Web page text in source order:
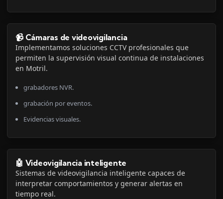
📹 Cámaras de videovigilancia
Implementamos soluciones CCTV profesionales que
permiten la supervisión visual continua de instalaciones
en Motril.
grabadores NVR.
grabación por eventos.
Evidencias visuales.
🤖 Videovigilancia inteligente
Sistemas de videovigilancia inteligente capaces de
interpretar comportamientos y generar alertas en
tiempo real.